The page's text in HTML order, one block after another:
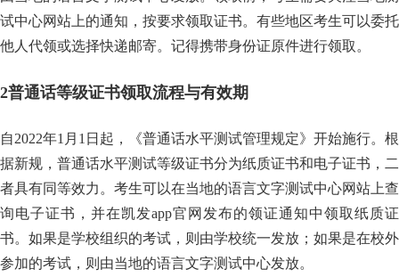
试中心网站上的通知，按要求领取证书。有些地区考生可以委托
他人代领或选择快递邮寄。记得携带身份证原件进行领取。
2普通话等级证书领取流程与有效期
自2022年1月1日起，《普通话水平测试管理规定》开始施行。根
据新规，普通话水平测试等级证书分为纸质证书和电子证书，二
者具有同等效力。考生可以在当地的语言文字测试中心网站上查
询电子证书，并在凯发app官网发布的领证通知中领取纸质证
书。如果是学校组织的考试，则由学校统一发放；如果是在校外
参加的考试，则由当地的语言文字测试中心发放。